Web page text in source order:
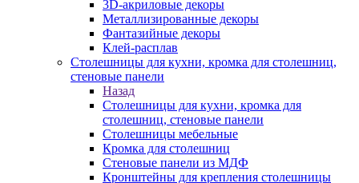
3D-акриловые декоры
Металлизированные декоры
Фантазийные декоры
Клей-расплав
Столешницы для кухни, кромка для столешниц,
стеновые панели
Назад
Столешницы для кухни, кромка для
столешниц, стеновые панели
Столешницы мебельные
Кромка для столешниц
Стеновые панели из МДФ
Кронштейны для крепления столешницы